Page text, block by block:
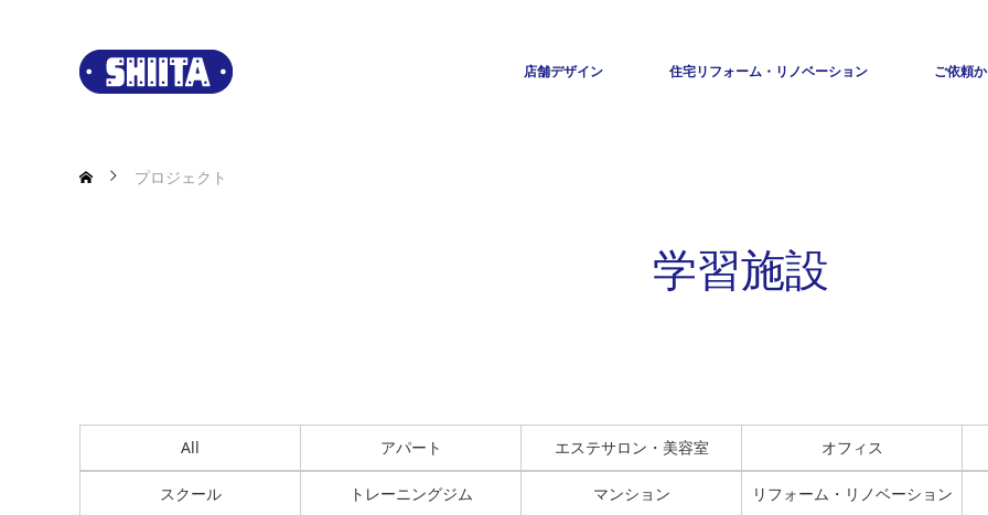
店舗デザイン 住宅リフォーム・リノベーション ご依頼
プロジェクト
学習施設
All アパート エステサロン・美容室 オフィス
スクール トレーニングジム マンション リフォーム・リノベーション